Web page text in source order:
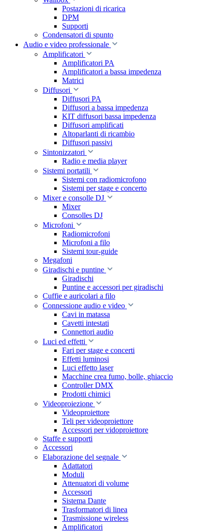
Postazioni di ricarica
DPM
Supporti
Condensatori di spunto
Audio e video professionale
Amplificatori
Amplificatori PA
Amplificatori a bassa impedenza
Matrici
Diffusori
Diffusori PA
Diffusori a bassa impedenza
KIT diffusori bassa impedenza
Diffusori amplificati
Altoparlanti di ricambio
Diffusori passivi
Sintonizzatori
Radio e media player
Sistemi portatili
Sistemi con radiomicrofono
Sistemi per stage e concerto
Mixer e consolle DJ
Mixer
Consolles DJ
Microfoni
Radiomicrofoni
Microfoni a filo
Sistemi tour-guide
Megafoni
Giradischi e puntine
Giradischi
Puntine e accessori per giradischi
Cuffie e auricolari a filo
Connessione audio e video
Cavi in matassa
Cavetti intestati
Connettori audio
Luci ed effetti
Fari per stage e concerti
Effetti luminosi
Luci effetto laser
Macchine crea fumo, bolle, ghiaccio
Controller DMX
Prodotti chimici
Videoproiezione
Videoproiettore
Teli per videoproiettore
Accessori per vidoproiettore
Staffe e supporti
Accessori
Elaborazione del segnale
Adattatori
Moduli
Attenuatori di volume
Accessori
Sistema Dante
Trasformatori di linea
Trasmissione wireless
Amplificatori